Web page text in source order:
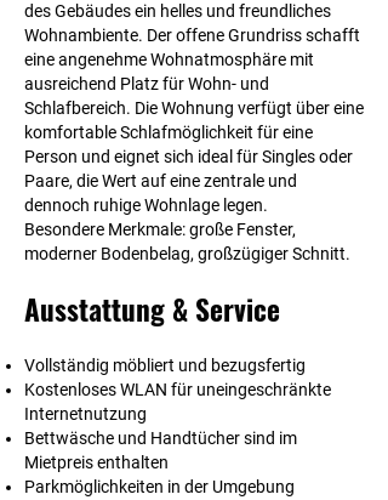
des Gebäudes ein helles und freundliches
Wohnambiente. Der offene Grundriss schafft
eine angenehme Wohnatmosphäre mit
ausreichend Platz für Wohn- und
Schlafbereich. Die Wohnung verfügt über eine
komfortable Schlafmöglichkeit für eine
Person und eignet sich ideal für Singles oder
Paare, die Wert auf eine zentrale und
dennoch ruhige Wohnlage legen.
Besondere Merkmale:große Fenster,
moderner Bodenbelag, großzügiger Schnitt.
Ausstattung & Service
Vollständig möbliert und bezugsfertig
Kostenloses WLAN für uneingeschränkte
Internetnutzung
Bettwäsche und Handtücher sind im
Mietpreis enthalten
Parkmöglichkeiten in der Umgebung